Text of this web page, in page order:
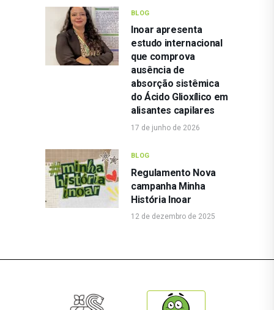
BLOG
Inoar apresenta
estudo internacional
que comprova
ausência de
absorção sistêmica
do Ácido Glioxílico em
alisantes capilares
17 de junho de 2026
BLOG
Regulamento Nova
campanha Minha
História Inoar
12 de dezembro de 2025